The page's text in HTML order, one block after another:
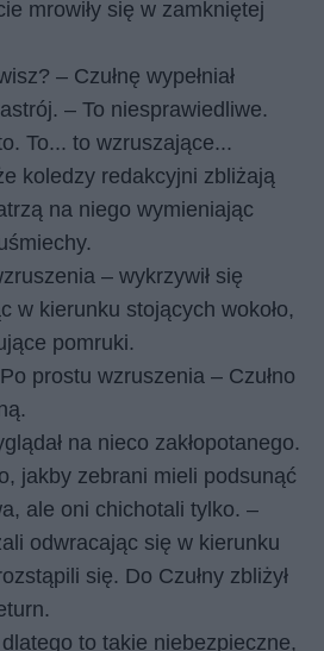
mrowiły się w zamkniętej
– Czułnę wypełniał
– To niesprawiedliwe.
To... to wzruszające...
koledzy redakcyjni zbliżają
na niego wymieniając
– wykrzywił się
w kierunku stojących wokoło,
pomruki.
prostu wzruszenia – Czułno
na nieco zakłopotanego.
jakby zebrani mieli podsunąć
ale oni chichotali tylko. –
odwracając się w kierunku
się. Do Czułny zbliżył
to takie niebezpieczne,